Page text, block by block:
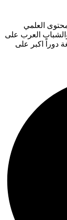
العلمي
والشباب العرب على
تأخد هذه اللغة دوراً اكبر على